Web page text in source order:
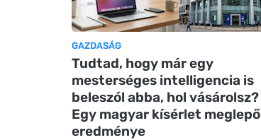
GAZDASÁG
Tudtad, hogy már egy
mesterséges intelligencia is
beleszól abba, hol vásárolsz?
Egy magyar kísérlet meglepő
eredménye